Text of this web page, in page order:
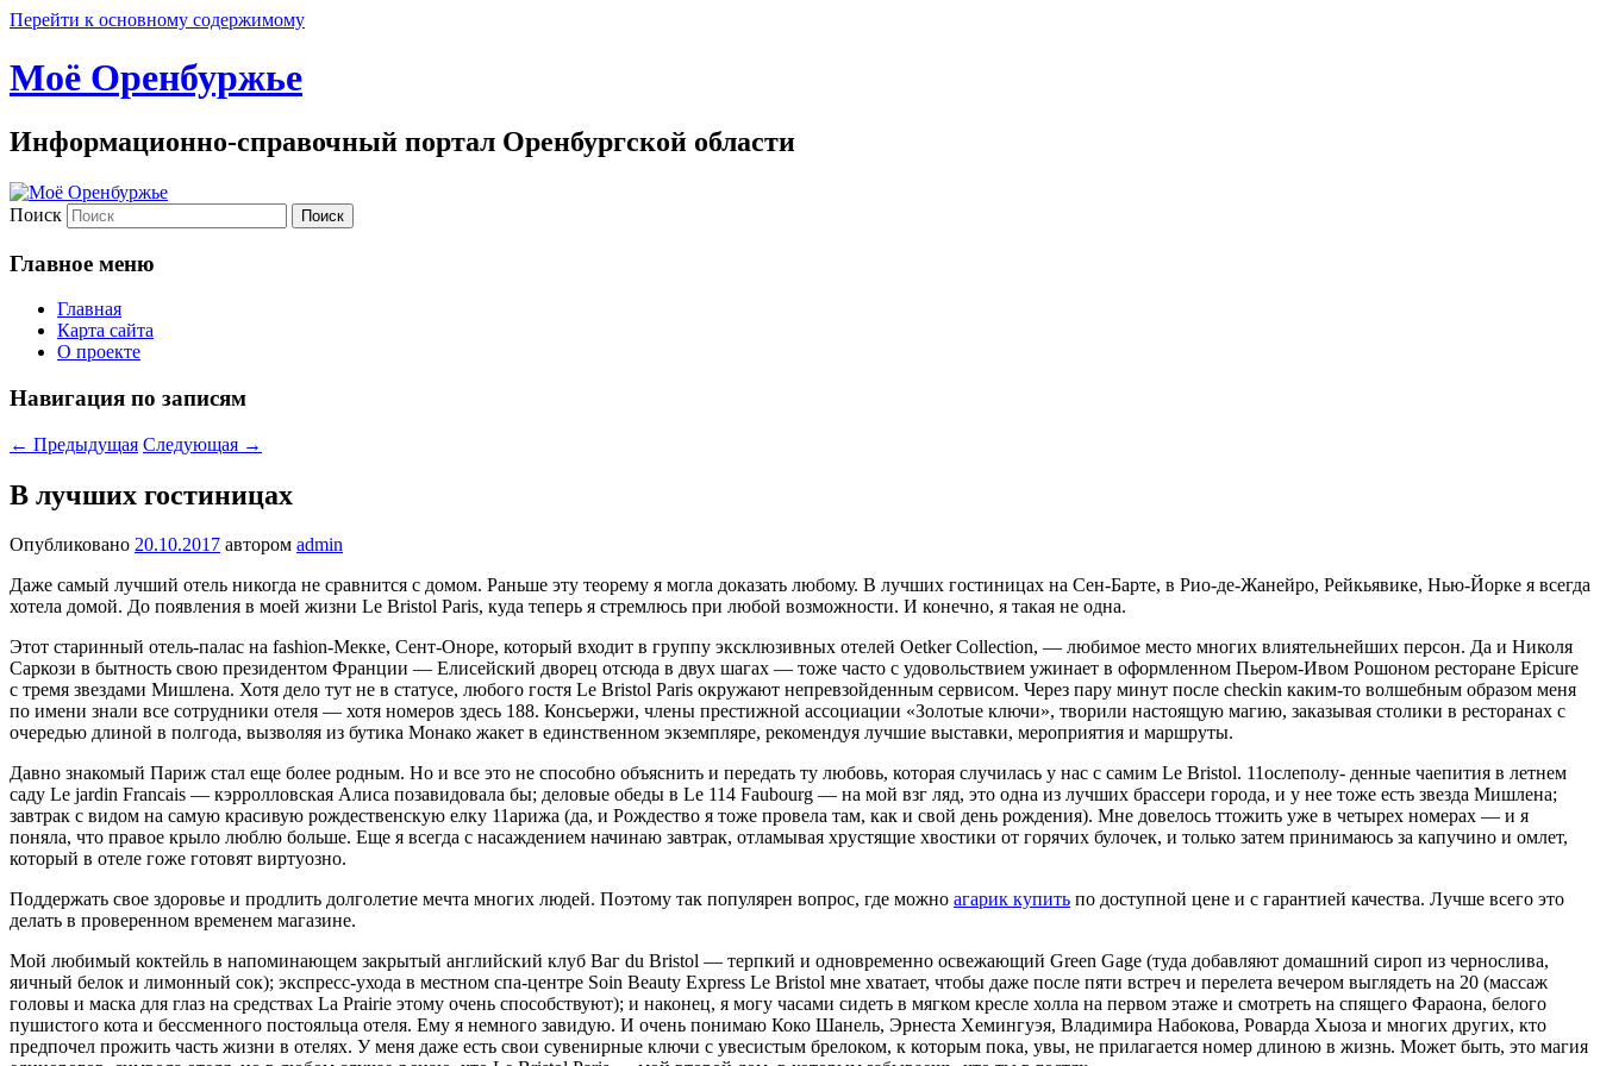
Перейти к основному содержимому
Моё Оренбуржье
Информационно-справочный портал Оренбургской области
Поиск
Главное меню
Главная
Карта сайта
О проекте
Навигация по записям
← Предыдущая Следующая →
В лучших гостиницах
Опубликовано 20.10.2017 автором admin
Даже самый лучший отель никогда не сравнится с домом. Раньше эту теорему я могла доказать любому. В лучших гостиницах на Сен-Барте, в Рио-де-Жанейро, Рейкьявике, Нью-Йорке я всегда
хотела домой. До появления в моей жизни Le Bristol Paris, куда теперь я стремлюсь при лю­бой возможности. И конечно, я такая не одна.
Этот ста­ринный отель-палас на fashion-Мекке, Сент-Оноре, кото­рый входит в группу эксклюзивных отелей Oetker Collection, — любимое место многих влиятельнейших персон. Да и Николя
Саркози в бытность свою прези­дентом Франции — Елисейский дворец отсюда в двух шагах — тоже часто с удо­вольствием ужинает в оформленном Пьером-Ивом Рошоном ресторане Epicure
с тремя звездами Мишлена. Хотя дело тут не в статусе, любого гостя Le Bristol Paris окружают непревзойденным сервисом. Через пару минут после check­in каким-то волшебным образом меня
по имени знали все сотрудники отеля — хотя номеров здесь 188. Консьержи, члены престижной ассоциации «Золо­тые ключи», творили настоящую магию, заказывая столики в ресторанах с
оче­редью длиной в полгода, вызволяя из бутика Монако жакет в единственном экземпляре, рекомендуя лучшие выставки, мероприятия и маршруты.
Давно знакомый Париж стал еще более родным. Но и все это не способно объяснить и передать ту любовь, которая случилась у нас с самим Le Bristol. 11ослеполу- денные чаепития в летнем
саду Le jardin Francais — кэрролловская Алиса поза­видовала бы; деловые обеды в Le 114 Faubourg — на мой взг ляд, это одна из луч­ших брассери города, и у нее тоже есть звезда Мишлена;
завтрак с видом на самую красивую рождественскую елку 11арижа (да, и Рождество я тоже провела там, как и свой день рождения). Мне довелось ттожить уже в четырех номерах — и я
поняла, что правое крыло люблю больше. Еще я всегда с насаждением на­чинаю завтрак, отламывая хрустящие хвостики от горячих булочек, и только затем принимаюсь за капучино и омлет,
который в отеле гоже готовят виртуоз­но.
Поддержать свое здоровье и продлить долголетие мечта многих людей. Поэтому так популярен вопрос, где можно агарик купить по доступной цене и с гарантией качества. Лучше всего это
делать в проверенном временем магазине.
Мой любимый коктейль в напоминающем закрытый английский клуб Ваг du Bristol — терпкий и одновременно освежающий Green Gage (туда добавляют домашний сироп из чернослива,
яичный белок и лимонный сок); экспресс-ухо­да в местном спа-центре Soin Beauty Express Le Bristol мне хватает, чтобы даже после пяти встреч и перелета вечером выглядеть на 20 (массаж
головы и маска для глаз на средствах La Prairie этому очень способствуют); и наконец, я могу часами сидеть в мягком кресле холла на первом этаже и смотреть на спящего Фараона, белого
пушистого кота и бессменного постояльца отеля. Ему я не­много завидую. И очень понимаю Коко Шанель, Эрнеста Хемингуэя, Влади­мира Набокова, Роварда Хыоза и многих других, кто
предпочел прожить часть жизни в отелях. У меня даже есть свои сувенирные ключи с увесистым брело­ком, к которым пока, увы, не прилагается номер длиною в жизнь. Может быть, это магия